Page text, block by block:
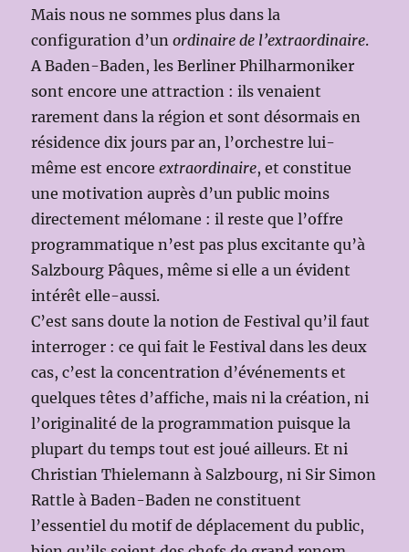
Mais nous ne sommes plus dans la
configuration d’unordinaire de l’extraordinaire.
A Baden-Baden, les Berliner Philharmoniker
sont encore une attraction : ils venaient
rarement dans la région et sont désormais en
résidence dix jours par an, l’orchestre lui-
même est encoreextraordinaire, et constitue
une motivation auprès d’un public moins
directement mélomane : il reste que l’offre
programmatique n’est pas plus excitante qu’à
Salzbourg Pâques, même si elle a un évident
intérêt elle-aussi.
C’est sans doute la notion de Festival qu’il faut
interroger : ce qui fait le Festival dans les deux
cas, c’est la concentration d’événements et
quelques têtes d’affiche, mais ni la création, ni
l’originalité de la programmation puisque la
plupart du temps tout est joué ailleurs. Et ni
Christian Thielemann à Salzbourg, ni Sir Simon
Rattle à Baden-Baden ne constituent
l’essentiel du motif de déplacement du public,